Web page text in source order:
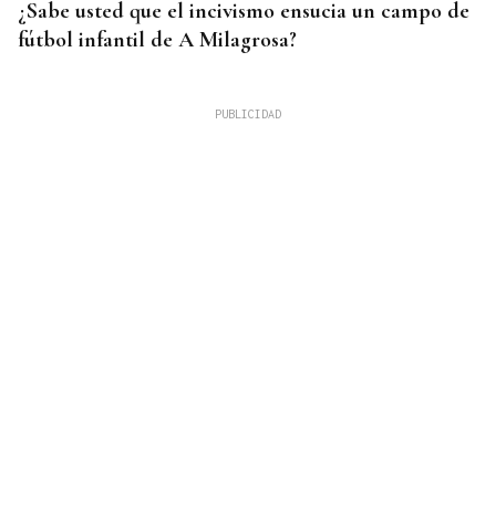
¿Sabe usted que el incivismo ensucia un campo de
fútbol infantil de A Milagrosa?